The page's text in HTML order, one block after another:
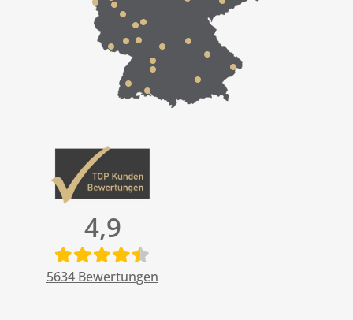
4,9
5634 Bewertungen